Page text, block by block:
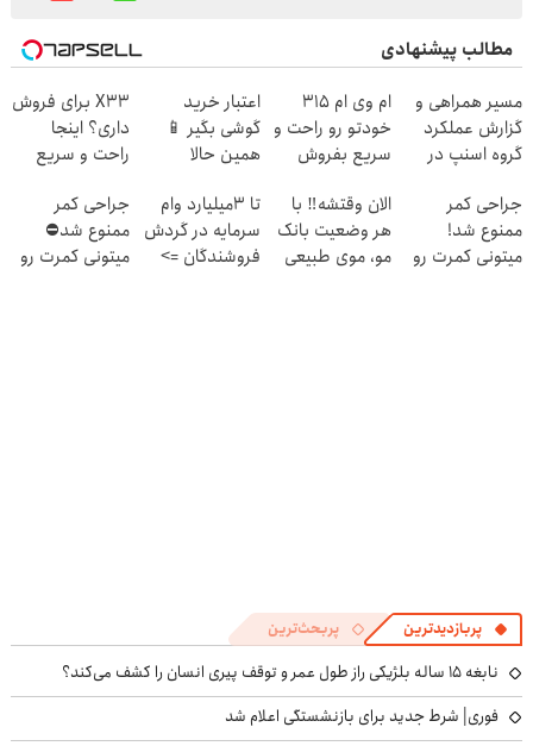
مطالب پیشنهادی
مسیر همراهی و
گزارش عملکرد
گروه اسنپ در
ام وی ام 315
خودتو رو راحت و
سریع بفروش
اعتبار خرید
گوشی بگیر 📱
همین حالا
بده 🎯
X33 برای فروش
داری؟ اینجا
راحت و سریع
جراحی کمر
ممنوع شد!
میتونی کمرت رو
الان وقتشه‼️ با
هر وضعیت بانک
مو، موی طبیعی
تا 3میلیارد وام
سرمایه در گردش
فروشندگان =>
جراحی کمر
ممنوع شد⛔
میتونی کمرت رو
پربازدیدترین پربحث‌ترین
نابغه ۱۵ ساله بلژیکی راز طول عمر و توقف پیری انسان را کشف می‌کند؟
فوری| شرط جدید برای بازنشستگی اعلام شد